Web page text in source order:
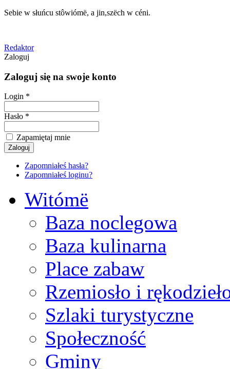
Sebie w słuńcu stôwiómë, a jin,szëch w céni.
Redaktor
Zaloguj
Zaloguj się na swoje konto
Login *
Hasło *
Zapamiętaj mnie
Zapomniałeś hasła?
Zapomniałeś loginu?
Witómë
Baza noclegowa
Baza kulinarna
Place zabaw
Rzemiosło i
Szlaki turystyczne
Społeczność
Gminy